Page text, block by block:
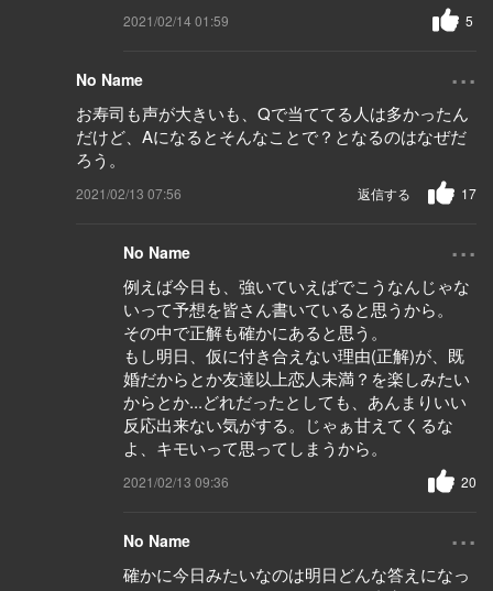
2021/02/14 01:59 5
No Name ...
お寿司も声が大きいも、Qで当ててる人は多かったん
だけど、Aになるとそんなことで？となるのはなぜだ
ろう。
2021/02/13 07:56 17
返信する
No Name ...
例えば今日も、強いていえばでこうなんじゃな
いって予想を皆さん書いていると思うから。
その中で正解も確かにあると思う。
もし明日、仮に付き合えない理由(正解)が、既
婚だからとか友達以上恋人未満？を楽しみたい
からとか...どれだったとしても、あんまりいい
反応出来ない気がする。じゃぁ甘えてくるな
よ、キモいって思ってしまうから。
2021/02/13 09:36 20
No Name ...
確かに今日みたいなのは明日どんな答えになっ